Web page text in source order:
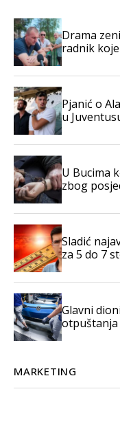
Drama
radnik
Pjanić o
u
U Bucima
zbog
Sladić
za 5 do 7
Glavni
MARKETING